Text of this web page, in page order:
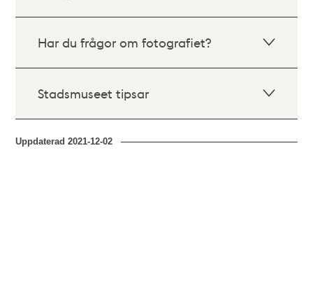
Har du frågor om fotografiet?
Stadsmuseet tipsar
Uppdaterad2021-12-02